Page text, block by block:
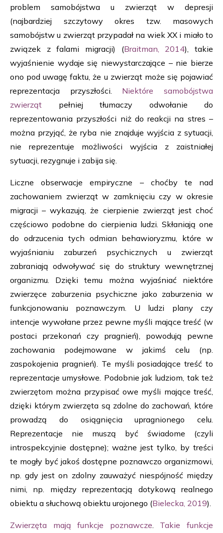
problem samobójstwa u zwierząt w depresji
(najbardziej szczytowy okres tzw. masowych
samobójstw u zwierząt przypadał na wiek XX i miało to
związek z falami migracji) (Braitman, 2014), takie
wyjaśnienie wydaje się niewystarczające – nie bierze
ono pod uwagę faktu, że u zwierząt może się pojawiać
reprezentacja przyszłości. Niektóre samobójstwa
zwierząt pełniej tłumaczy odwołanie do
reprezentowania przyszłości niż do reakcji na stres –
można przyjąć, że ryba nie znajduje wyjścia z sytuacji,
nie reprezentuje możliwości wyjścia z zaistniałej
sytuacji, rezygnuje i zabija się.
Liczne obserwacje empiryczne – choćby te nad
zachowaniem zwierząt w zamknięciu czy w okresie
migracji – wykazują, że cierpienie zwierząt jest choć
częściowo podobne do cierpienia ludzi. Skłaniają one
do odrzucenia tych odmian behawioryzmu, które w
wyjaśnianiu zaburzeń psychicznych u zwierząt
zabraniają odwoływać się do struktury wewnętrznej
organizmu. Dzięki temu można wyjaśniać niektóre
zwierzęce zaburzenia psychiczne jako zaburzenia w
funkcjonowaniu poznawczym. U ludzi plany czy
intencje wywołane przez pewne myśli mające treść (w
postaci przekonań czy pragnień), powodują pewne
zachowania podejmowane w jakimś celu (np.
zaspokojenia pragnień). Te myśli posiadające treść to
reprezentacje umysłowe. Podobnie jak ludziom, tak też
zwierzętom można przypisać owe myśli mające treść,
dzięki którym zwierzęta są zdolne do zachowań, które
prowadzą do osiągnięcia upragnionego celu.
Reprezentacje nie muszą być świadome (czyli
introspekcyjnie dostępne); ważne jest tylko, by treści
te mogły być jakoś dostępne poznawczo organizmowi,
np. gdy jest on zdolny zauważyć niespójność między
nimi, np. między reprezentacją dotykową realnego
obiektu a słuchową obiektu urojonego (Bielecka, 2019).
Zwierzęta mają funkcje poznawcze. Takie funkcje